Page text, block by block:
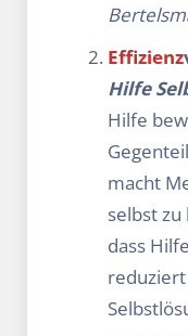
Effizienz
Hilfe
Hilfe
macht
selbst
dass